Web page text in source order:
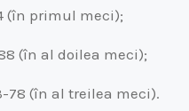
(în primul meci);
(în al doilea meci);
78 (în al treilea meci).